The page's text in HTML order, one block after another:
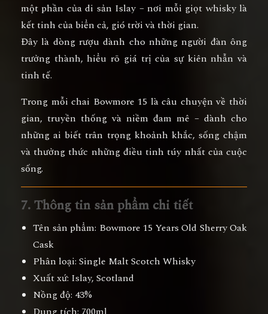
một phần của di sản Islay – nơi mỗi giọt whisky là
kết tinh của biển cả, gió trời và thời gian.
Đây là dòng rượu dành cho những người đàn ông
trưởng thành, hiểu rõ giá trị của sự kiên nhẫn và
tinh tế.
Trong mỗi chai Bowmore 15 là câu chuyện về thời
gian, truyền thống và niềm đam mê – dành cho
những ai biết trân trọng khoảnh khắc, sống chậm
và thưởng thức những điều tinh túy nhất của cuộc
sống.
7. Thông tin sản phẩm chi tiết
Tên sản phẩm: Bowmore 15 Years Old Sherry Oak
Cask
Phân loại: Single Malt Scotch Whisky
Xuất xứ: Islay, Scotland
Nồng độ: 43%